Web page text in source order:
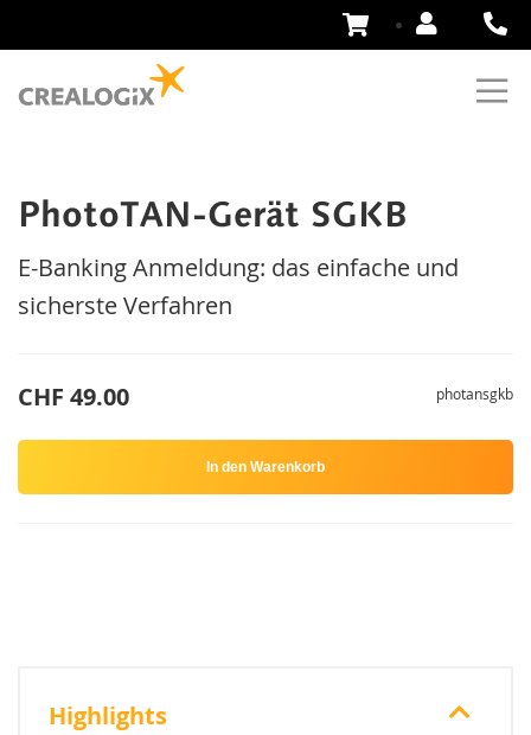
Zum
Inhalt
PhotoTAN-Gerät SGKB
E-Banking Anmeldung: das einfache und
sicherste Verfahren
CHF 49.00 photansgkb
In den Warenkorb
Highlights